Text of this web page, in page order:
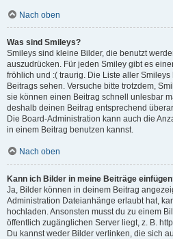
Nach oben
Was sind Smileys?
Smileys sind kleine Bilder, die benutzt
auszudrücken. Für jeden Smiley gibt es
fröhlich und :( traurig. Die Liste aller
Beitrags sehen. Versuche bitte trotzdem,
sie können einen Beitrag schnell unlesbar
deshalb deinen Beitrag entsprechend
Die Board-Administration kann auch die
in einem Beitrag benutzen kannst.
Nach oben
Kann ich Bilder in meine Beiträge
Ja, Bilder können in deinem Beitrag
Administration Dateianhänge erlaubt hat,
hochladen. Ansonsten musst du zu einem
öffentlich zugänglichen Server liegt, z. B.
Du kannst weder Bilder verlinken, die sich